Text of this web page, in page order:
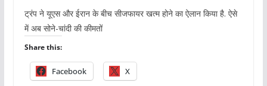
ट्रंप ने यूएस और ईरान के बीच सीजफायर खत्म होने का ऐलान किया है. ऐसे
में अब सोने-चांदी की कीमतों
Share this:
Facebook X